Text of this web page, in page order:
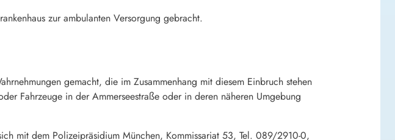
zur ambulanten Versorgung gebracht.
gemacht, die im Zusammenhang mit diesem Einbruch stehen
Fahrzeuge in der Ammerseestraße oder in deren näheren Umgebung
mit dem Polizeipräsidium München, Kommissariat 53, Tel. 089/2910-0,